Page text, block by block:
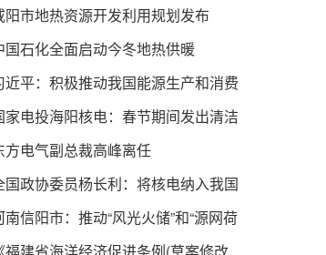
能发电装机容量未来前景
阳市地热资源开发利用规划发布
国石化全面启动今冬地热供暖
近平：积极推动我国能源生产和消费
命
家电投海阳核电：春节期间发出清洁
力约5亿度
方电气副总裁高峰离任
国政协委员杨长利：将核电纳入我国
色电力证书体系
南信阳市：推动“风光火储”和“源网荷